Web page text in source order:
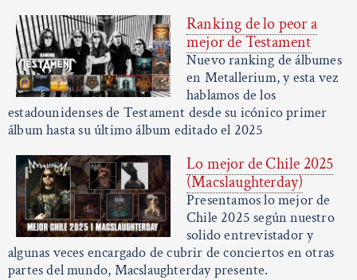
Ranking de lo peor a
mejor de Testament
Nuevo ranking de álbumes
en Metallerium, y esta vez
hablamos de los
estadounidenses de Testament desde su icónico primer
álbum hasta su último álbum editado el 2025
Lo mejor de Chile 2025
(Macslaughterday)
Presentamos lo mejor de
Chile 2025 según nuestro
solido entrevistador y
algunas veces encargado de cubrir de conciertos en otras
partes del mundo, Macslaughterday presente.